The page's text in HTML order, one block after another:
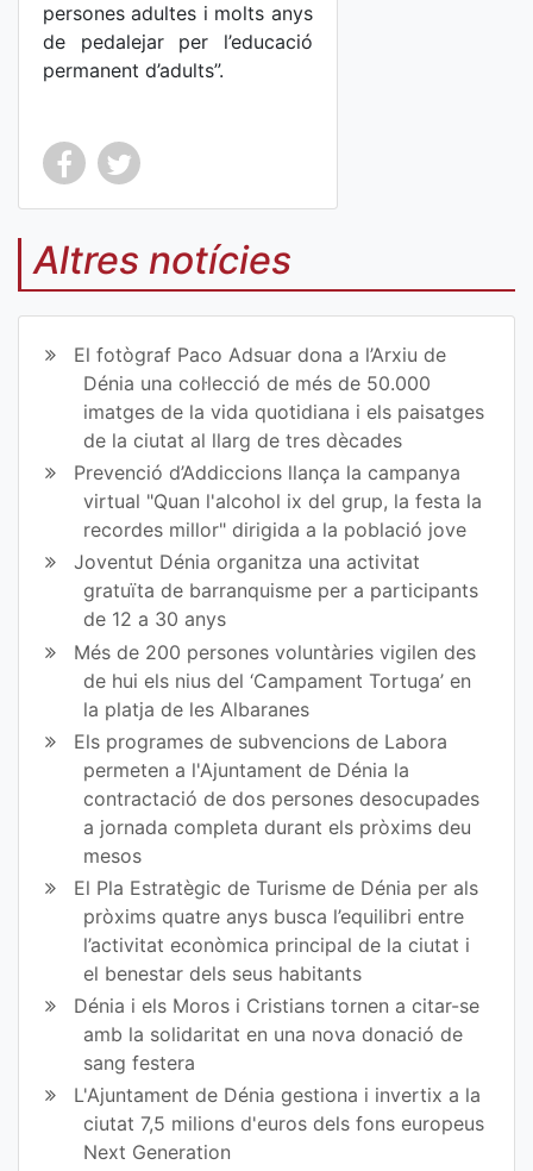
persones adultes i molts anys
de pedalejar per l’educació
permanent d’adults”.
Co
mp
art
ir
en
Fa
ce
bo
ok
Co
mp
art
ir
en
Tw
itt
er
Altres notícies
El fotògraf Paco Adsuar dona a l’Arxiu de
Dénia una col·lecció de més de 50.000
imatges de la vida quotidiana i els paisatges
de la ciutat al llarg de tres dècades
Prevenció d’Addiccions llança la campanya
virtual "Quan l'alcohol ix del grup, la festa la
recordes millor" dirigida a la població jove
Joventut Dénia organitza una activitat
gratuïta de barranquisme per a participants
de 12 a 30 anys
Més de 200 persones voluntàries vigilen des
de hui els nius del ‘Campament Tortuga’ en
la platja de les Albaranes
Els programes de subvencions de Labora
permeten a l'Ajuntament de Dénia la
contractació de dos persones desocupades
a jornada completa durant els pròxims deu
mesos
El Pla Estratègic de Turisme de Dénia per als
pròxims quatre anys busca l’equilibri entre
l’activitat econòmica principal de la ciutat i
el benestar dels seus habitants
Dénia i els Moros i Cristians tornen a citar-se
amb la solidaritat en una nova donació de
sang festera
L'Ajuntament de Dénia gestiona i invertix a la
ciutat 7,5 milions d'euros dels fons europeus
Next Generation